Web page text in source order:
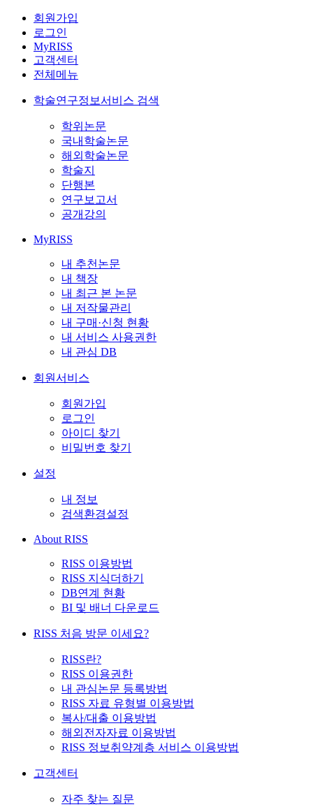
회원가입
로그인
MyRISS
고객센터
전체메뉴
학술연구정보서비스 검색
학위논문
국내학술논문
해외학술논문
학술지
단행본
연구보고서
공개강의
MyRISS
내 추천논문
내 책장
내 최근 본 논문
내 저작물관리
내 구매·신청 현황
내 서비스 사용권한
내 관심 DB
회원서비스
회원가입
로그인
아이디 찾기
비밀번호 찾기
설정
내 정보
검색환경설정
About RISS
RISS 이용방법
RISS 지식더하기
DB연계 현황
BI 및 배너 다운로드
RISS 처음 방문 이세요?
RISS란?
RISS 이용권한
내 관심논문 등록방법
RISS 자료 유형별 이용방법
복사/대출 이용방법
해외전자자료 이용방법
RISS 정보취약계층 서비스 이용방법
고객센터
자주 찾는 질문